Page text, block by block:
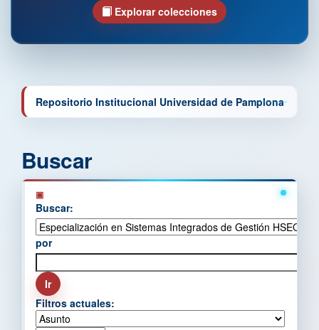
Explorar colecciones
Repositorio Institucional Universidad de Pamplona
Buscar
Buscar:
por
Filtros actuales: